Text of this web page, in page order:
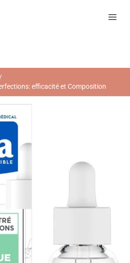
efficacité et Composition